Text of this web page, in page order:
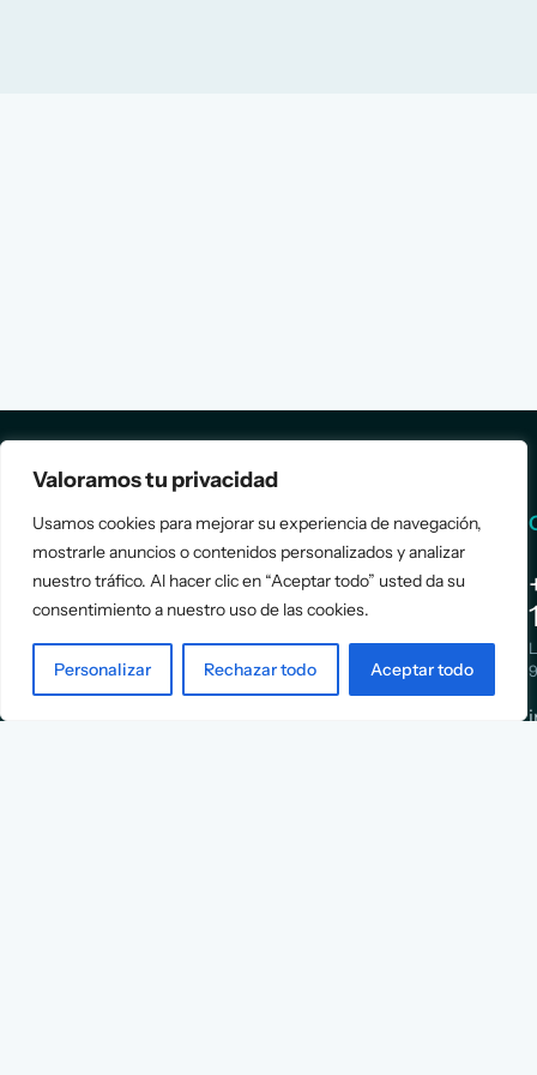
Valoramos tu privacidad
Usamos cookies para mejorar su experiencia de navegación,
mostrarle anuncios o contenidos personalizados y analizar
nuestro tráfico. Al hacer clic en “Aceptar todo” usted da su
consentimiento a nuestro uso de las cookies.
Personalizar Rechazar todo Aceptar todo
Asociación
Española
Services
Assessment
Positioning
Strategy
Implementation
Info
About Us
Cases
Blog